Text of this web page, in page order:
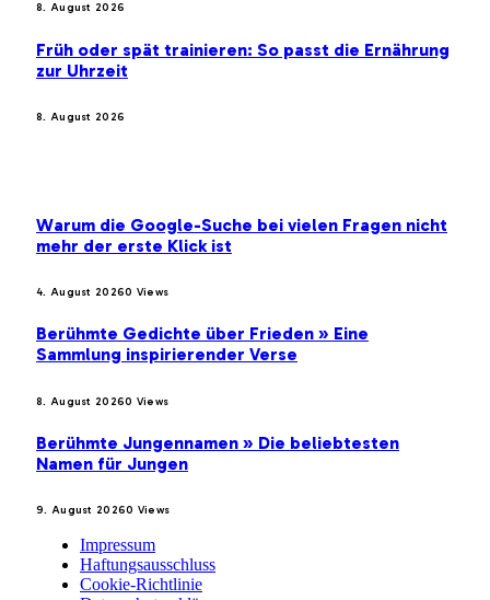
8. August 2026
Früh oder spät trainieren: So passt die Ernährung
zur Uhrzeit
8. August 2026
Warum die Google-Suche bei vielen Fragen nicht
mehr der erste Klick ist
4. August 20260 Views
Berühmte Gedichte über Frieden » Eine
Sammlung inspirierender Verse
8. August 20260 Views
Berühmte Jungennamen » Die beliebtesten
Namen für Jungen
9. August 20260 Views
Impressum
Haftungsausschluss
Cookie-Richtlinie